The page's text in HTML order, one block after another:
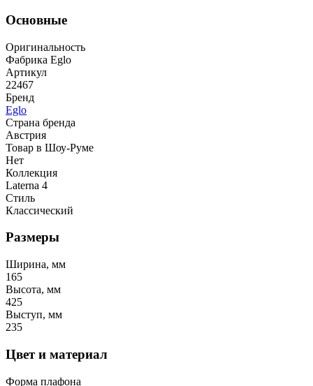
Основные
Оригинальность
Фабрика Eglo
Артикул
22467
Бренд
Eglo
Страна бренда
Австрия
Товар в Шоу-Руме
Нет
Коллекция
Laterna 4
Стиль
Классический
Размеры
Ширина, мм
165
Высота, мм
425
Выступ, мм
235
Цвет и материал
Форма плафона